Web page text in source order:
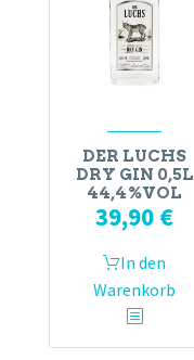
DER LUCHS
DRY GIN 0,5L
44,4%VOL
39,90 €
In den
Warenkorb